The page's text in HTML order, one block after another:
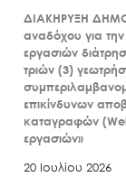
ΔΙΑΚΗΡΥΞΗ
αναδόχου για την
εργασιών
τριών (3)
επικίνδυνων
καταγραφών
εργασιών»
20 Ιουλίου 2026